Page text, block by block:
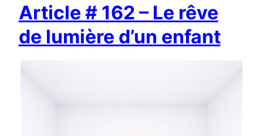
Article # 162 – Le rêve
de lumière d’un enfant